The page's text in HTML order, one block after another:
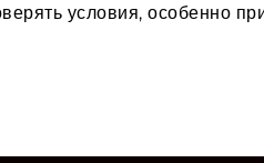
условия, особенно